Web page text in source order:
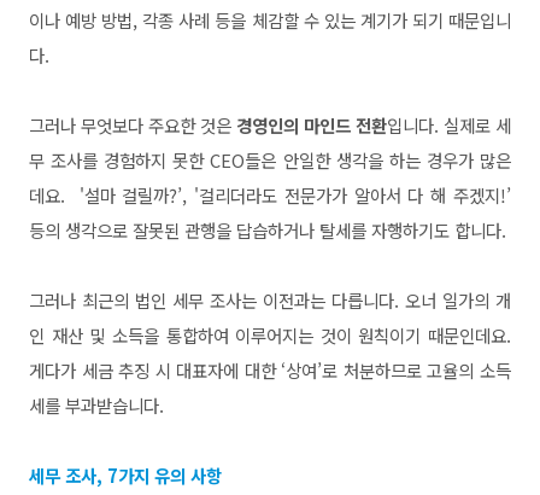
이나 예방 방법, 각종 사례 등을 체감할 수 있는 계기가 되기 때문입니
다.
그러나 무엇보다 주요한 것은 경영인의 마인드 전환입니다. 실제로 세
무 조사를 경험하지 못한 CEO들은 안일한 생각을 하는 경우가 많은
데요. '설마 걸릴까?’, '걸리더라도 전문가가 알아서 다 해 주겠지!’
등의 생각으로 잘못된 관행을 답습하거나 탈세를 자행하기도 합니다.
그러나 최근의 법인 세무 조사는 이전과는 다릅니다. 오너 일가의 개
인 재산 및 소득을 통합하여 이루어지는 것이 원칙이기 때문인데요.
게다가 세금 추징 시 대표자에 대한 ‘상여’로 처분하므로 고율의 소득
세를 부과받습니다.
세무 조사, 7가지 유의 사항